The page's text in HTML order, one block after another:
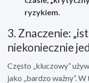
ryzykiem.
3. Znaczenie:
niekoniecznie
Często „kluczowy”
jako „bardzo ważny”.